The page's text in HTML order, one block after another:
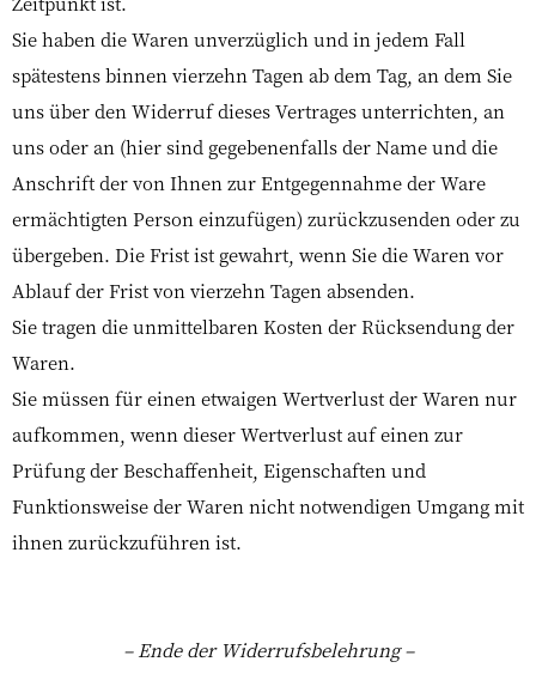
Sie haben die Waren unverzüglich und in jedem Fall
spätestens binnen vierzehn Tagen ab dem Tag, an dem Sie
uns über den Widerruf dieses Vertrages unterrichten, an
uns oder an (hier sind gegebenenfalls der Name und die
Anschrift der von Ihnen zur Entgegennahme der Ware
ermächtigten Person einzufügen) zurückzusenden oder zu
übergeben. Die Frist ist gewahrt, wenn Sie die Waren vor
Ablauf der Frist von vierzehn Tagen absenden.
Sie tragen die unmittelbaren Kosten der Rücksendung der
Waren.
Sie müssen für einen etwaigen Wertverlust der Waren nur
aufkommen, wenn dieser Wertverlust auf einen zur
Prüfung der Beschaffenheit, Eigenschaften und
Funktionsweise der Waren nicht notwendigen Umgang mit
ihnen zurückzuführen ist.
– Ende der Widerrufsbelehrung –